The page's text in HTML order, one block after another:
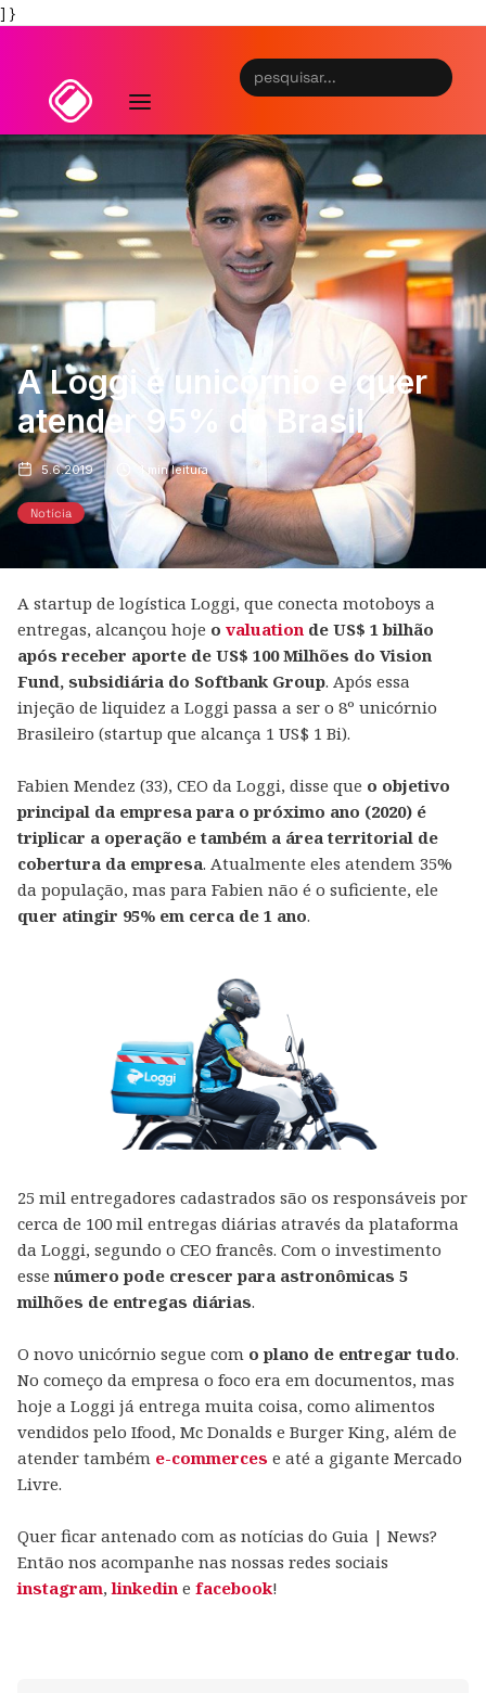
] }
A Loggi é unicórnio e quer
atender 95% do Brasil
5.6.2019 1min leitura
Notícia
A startup de logística Loggi, que conecta motoboys a
entregas, alcançou hoje o valuation de US$ 1 bilhão
após receber aporte de US$ 100 Milhões do Vision
Fund, subsidiária do Softbank Group. Após essa
injeção de liquidez a Loggi passa a ser o 8º unicórnio
Brasileiro (startup que alcança 1 US$ 1 Bi).
Fabien Mendez (33), CEO da Loggi, disse que o objetivo
principal da empresa para o próximo ano (2020) é
triplicar a operação e também a área territorial de
cobertura da empresa. Atualmente eles atendem 35%
da população, mas para Fabien não é o suficiente, ele
quer atingir 95% em cerca de 1 ano.
25 mil entregadores cadastrados são os responsáveis por
cerca de 100 mil entregas diárias através da plataforma
da Loggi, segundo o CEO francês. Com o investimento
essenúmero pode crescer para astronômicas 5
milhões de entregas diárias.
O novo unicórnio segue com o plano de entregar tudo.
No começo da empresa o foco era em documentos, mas
hoje a Loggi já entrega muita coisa, como alimentos
vendidos pelo Ifood, Mc Donalds e Burger King, além de
atender também e-commerces e até a gigante Mercado
Livre.
Quer ficar antenado com as notícias do Guia | News?
Então nos acompanhe nas nossas redes sociais
instagram,linkedin e facebook!